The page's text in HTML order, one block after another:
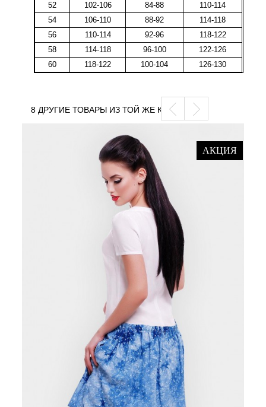
52
102-106 84-88
110-114
54
106-110 88-92
114-118
56
110-114 92-96
118-122
58
114-118 96-100
122-126
60
118-122 100-104 126-130
8 ДРУГИЕ ТОВАРЫ ИЗ ТОЙ ЖЕ КАТЕГОРИИ
АКЦИЯ